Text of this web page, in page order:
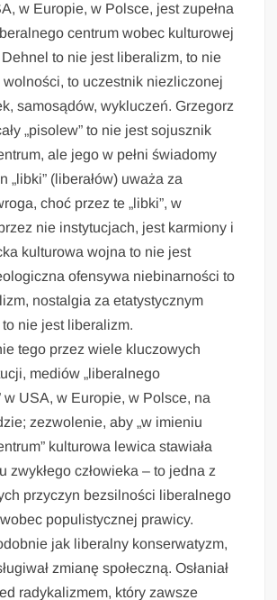
w Europie, w Polsce, jest zupełna
centrum wobec kulturowej
to nie jest liberalizm, to nie
to uczestnik niezliczonej
samosądów, wykluczeń. Grzegorz
„pisolew” to nie jest sojusznik
ale jego w pełni świadomy
„libki” (liberałów) uważa za
choć przez te „libki”, w
nie instytucjach, jest karmiony i
kulturowa wojna to nie jest
ofensywa niebinarności to
nostalgia za etatystycznym
nie jest liberalizm.
tego przez wiele kluczowych
mediów „liberalnego
w USA, w Europie, w Polsce, na
zezwolenie, aby „w imieniu
kulturowa lewica stawiała
zwykłego człowieka – to jedna z
przyczyn bezsilności liberalnego
populistycznej prawicy.
jak liberalny konserwatyzm,
zmianę społeczną. Osłaniał
radykalizmem, który zawsze